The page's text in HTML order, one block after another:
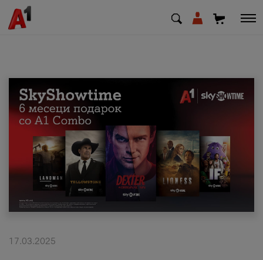
EN SQ
Приватни Деловни
Поддршка
Надополни кредит
17.03.2025